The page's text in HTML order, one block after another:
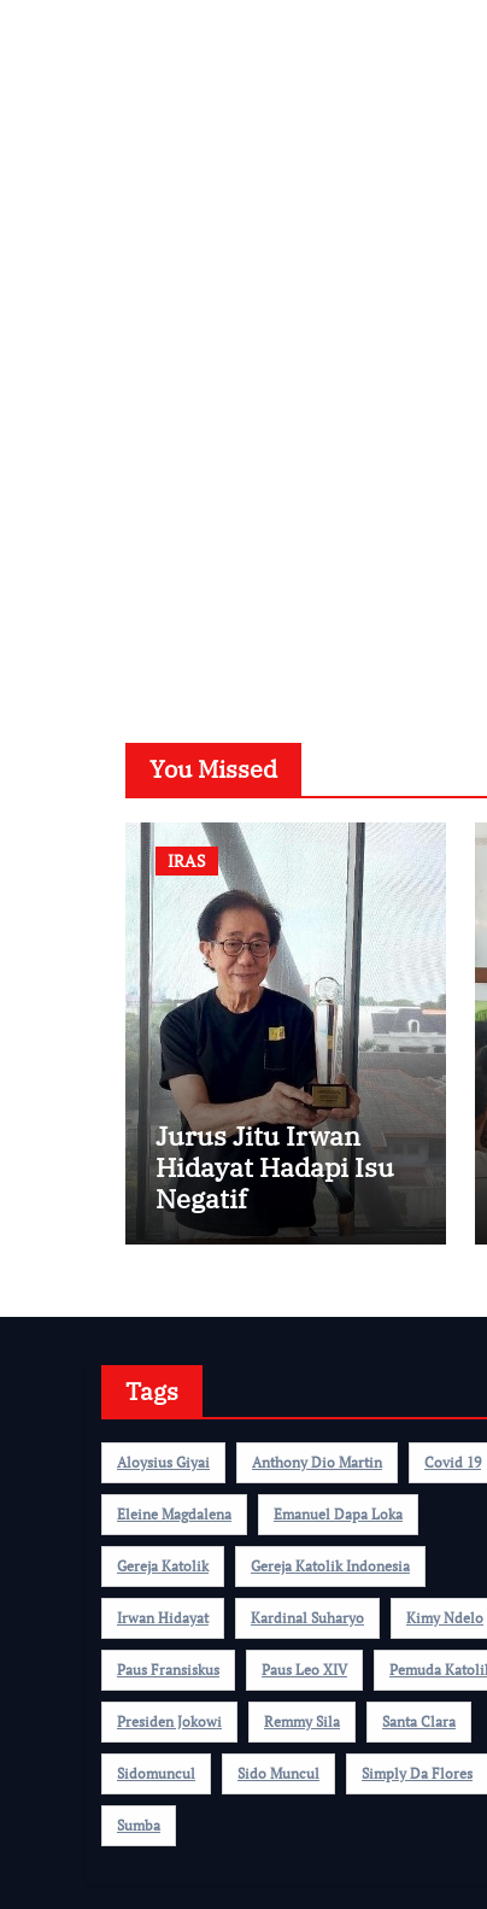
You Missed
IRAS
Jurus Jitu Irwan
Hidayat Hadapi Isu
Negatif
Tags
Aloysius Giyai Anthony Dio Martin Covid 19
Eleine Magdalena Emanuel Dapa Loka
Gereja Katolik Gereja Katolik Indonesia
Irwan Hidayat Kardinal Suharyo Kimy Ndelo
Paus Fransiskus Paus Leo XIV Pemuda
Presiden Jokowi Remmy Sila Santa Clara
Sidomuncul Sido Muncul Simply Da Flores
Sumba